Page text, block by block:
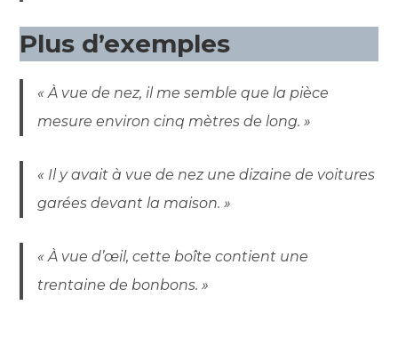
Plus d’exemples
« À vue de nez, il me semble que la pièce
mesure environ cinq mètres de long. »
« Il y avait à vue de nez une dizaine de voitures
garées devant la maison. »
« À vue d’œil, cette boîte contient une
trentaine de bonbons. »